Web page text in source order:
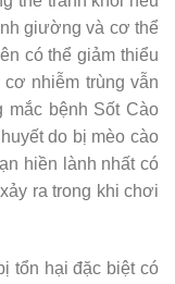
giường và cơ thể
có thể giảm thiểu
nhiễm trùng vẫn
mắc bệnh Sốt Cào
do bị mèo cào
hiền lành nhất có
ra trong khi chơi
tổn hại đặc biệt có